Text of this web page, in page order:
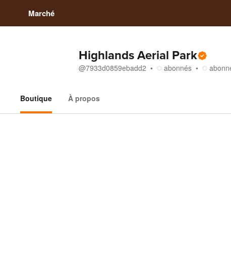
Marché
Highlands Aerial Park
@7933d0859ebadd2 abonnés
Boutique À propos